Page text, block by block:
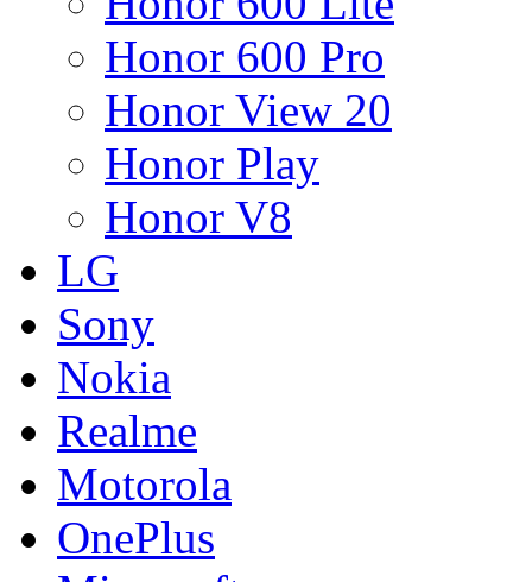
Honor 600 Pro
Honor View 20
Honor Play
Honor V8
LG
Sony
Nokia
Realme
Motorola
OnePlus